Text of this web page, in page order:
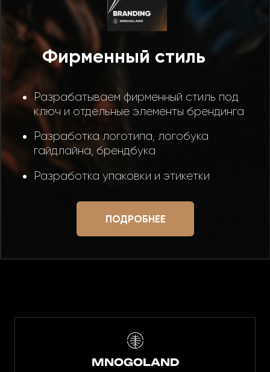
Фирменный стиль
Разрабатываем фирменный стиль под
ключ и отдельные элементы брендинга
Разработка логотипа, логобука
гайдлайна, брендбука
Разработка упаковки и этикетки
ПОДРОБНЕЕ
MNOGOLAND